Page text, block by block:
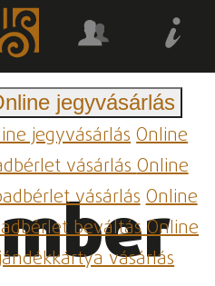
jegyvásárlás
jegyvásárlásOnline
vásárlásOnline
vásárlásOnline
beváltásOnline
vásárlás